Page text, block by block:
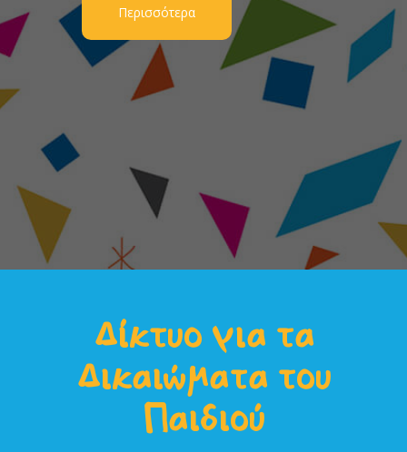
Περισσότερα
Δίκτυο για τα
Δικαιώµατα του
Παιδιού